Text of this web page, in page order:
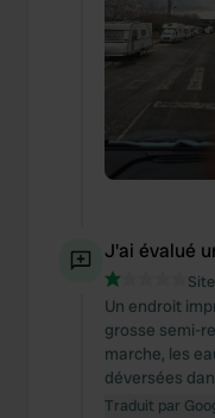
J'ai évalué
Un endroit
grosse semi-
marche, les
déversées
Traduit par